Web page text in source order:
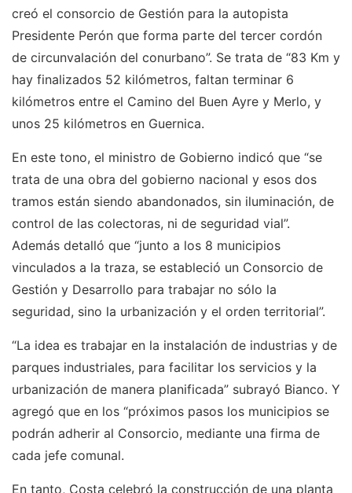
creó el consorcio de Gestión para la autopista
Presidente Perón que forma parte del tercer cordón
de circunvalación del conurbano”. Se trata de “83 Km y
hay finalizados 52 kilómetros, faltan terminar 6
kilómetros entre el Camino del Buen Ayre y Merlo, y
unos 25 kilómetros en Guernica.
En este tono, el ministro de Gobierno indicó que “se
trata de una obra del gobierno nacional y esos dos
tramos están siendo abandonados, sin iluminación, de
control de las colectoras, ni de seguridad vial”.
Además detalló que “junto a los 8 municipios
vinculados a la traza, se estableció un Consorcio de
Gestión y Desarrollo para trabajar no sólo la
seguridad, sino la urbanización y el orden territorial”.
“La idea es trabajar en la instalación de industrias y de
parques industriales, para facilitar los servicios y la
urbanización de manera planificada” subrayó Bianco. Y
agregó que en los “próximos pasos los municipios se
podrán adherir al Consorcio, mediante una firma de
cada jefe comunal.
En tanto, Costa celebró la construcción de una planta